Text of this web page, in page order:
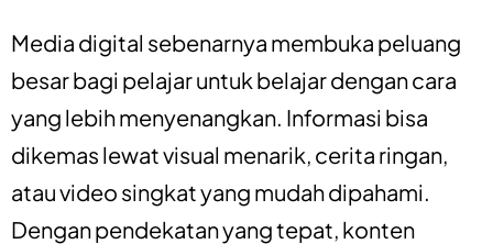
Media digital sebenarnya membuka peluang
besar bagi pelajar untuk belajar dengan cara
yang lebih menyenangkan. Informasi bisa
dikemas lewat visual menarik, cerita ringan,
atau video singkat yang mudah dipahami.
Dengan pendekatan yang tepat, konten